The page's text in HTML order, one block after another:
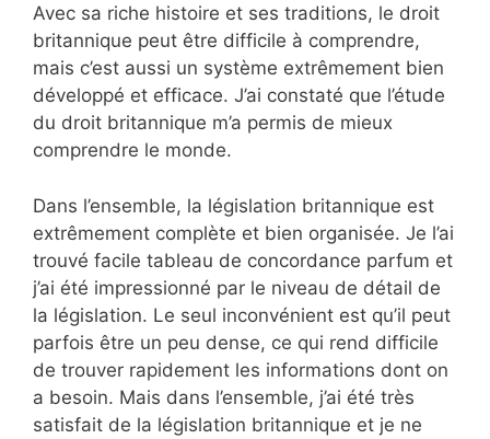
Avec sa riche histoire et ses traditions, le droit
britannique peut être difficile à comprendre,
mais c’est aussi un système extrêmement bien
développé et efficace. J’ai constaté que l’étude
du droit britannique m’a permis de mieux
comprendre le monde.
Dans l’ensemble, la législation britannique est
extrêmement complète et bien organisée. Je l’ai
trouvé facile tableau de concordance parfum et
j’ai été impressionné par le niveau de détail de
la législation. Le seul inconvénient est qu’il peut
parfois être un peu dense, ce qui rend difficile
de trouver rapidement les informations dont on
a besoin. Mais dans l’ensemble, j’ai été très
satisfait de la législation britannique et je ne